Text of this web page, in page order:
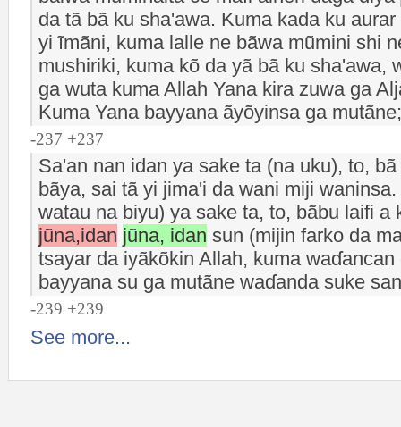
da tã bã ku sha'awa. Kuma kada ku
yi ĩmãni, kuma lalle ne bãwa mũmini shi
mushiriki, kuma kõ da yã bã ku sha'awa,
ga wuta kuma Allah Yana kira zuwa ga
Kuma Yana bayyana ãyõyinsa ga
-237 +237
Sa'an nan idan ya sake ta (na uku), to,
bãya, sai tã yi jima'i da wani miji
watau na biyu) ya sake ta, to, bãbu laifi a
jũna,idan jũna, idan sun (mijin farko da
tsayar da iyãkõkin Allah, kuma
bayyana su ga mutãne waɗanda suke
-239 +239
See more...